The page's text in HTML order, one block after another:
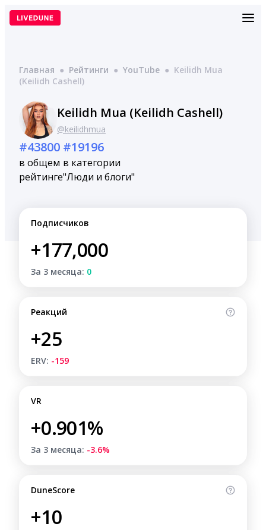
Перейти
Главная ● Рейтинги ● YouTube ● Keilidh Mua
(Keilidh Cashell)
Keilidh Mua (Keilidh Cashell)
@keilidhmua
#43800
в общем
рейтинге
#19196
в категории
"Люди и блоги"
Подписчиков
+177,000
За 3 месяца: 0
Реакций
+25
ERV: -159
VR
+0.901%
За 3 месяца: -3.6%
DuneScore
+10